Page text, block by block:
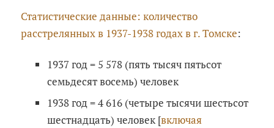
Статистические данные: количество
расстрелянных в 1937-1938 годах в г. Томске:
1937 год = 5 578 (пять тысяч пятьсот
семьдесят восемь) человек
1938 год = 4 616 (четыре тысячи шестьсот
шестнадцать) человек [включая